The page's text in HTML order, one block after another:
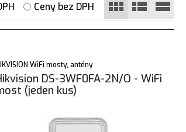
Ceny bez DPH
WiFi mosty, antény
DS-3WF0FA-2N/O - WiFi
(jeden kus)